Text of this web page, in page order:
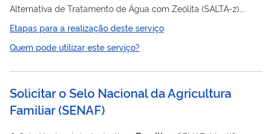
Alternativa de Tratamento de Água com Zeólita (SALTA-z),
incluindo a doação desta tecnologia social, bem como a
capacitação de técnicos municipais e operadores locais. A
iniciativa visa promover a qualidade da água para
humano, garantindo o atendimento aos padrões de
estimular o desenvolvimento de ambientes saudáveis e
fortalecer o protagonismo das comunidades...
Etapas para a realização deste serviço
Quem pode utilizar este serviço?
Solicitar o Selo Nacional da Agricultura
Familiar(SENAF)